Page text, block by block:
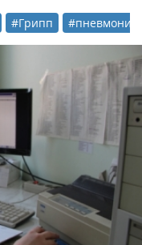
#Грипп #пневмония